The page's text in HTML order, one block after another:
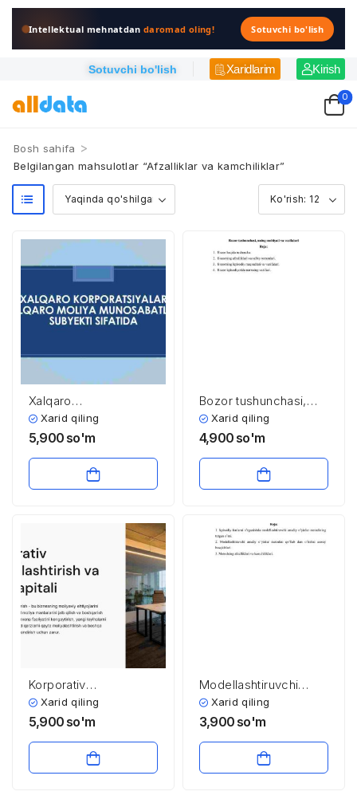
Intellektual mehnatdandaromad oling! Sotuvchi bo'lish
Sotuvchi bo'lish Xaridlarim Kirish
0
Bosh sahifa >
Belgilangan mahsulotlar “Afzalliklar va kamchiliklar”
Xalqaro
korporatsiyalar
xalqaro moliya
subyekti sifatida
Xarid qiling
5,900 so'm
Bozor tushunchasi,
uning mohiyati va
vazifalari
Xarid qiling
4,900 so'm
Korporativ
moliyalashtirish va
qarz kapitali
Xarid qiling
5,900 so'm
Modellashtiruvchi
amaliy o’yinlar metodi
orqali ta’lim jarayonini
Xarid qiling
3,900 so'm